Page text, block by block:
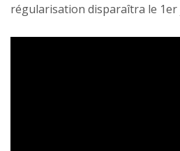
régularisation disparaîtra le 1er